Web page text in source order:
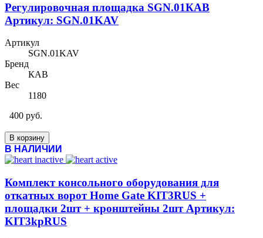
Регулировочная площадка SGN.01КАВ
Артикул: SGN.01KAV
Артикул
SGN.01KAV
Бренд
КАВ
Вес
1180
400 руб.
В корзину
В НАЛИЧИИ
Комплект консольного оборудования для
откатных ворот Home Gate KIT3RUS +
площадки 2шт + кронштейны 2шт Артикул:
KIT3kpRUS